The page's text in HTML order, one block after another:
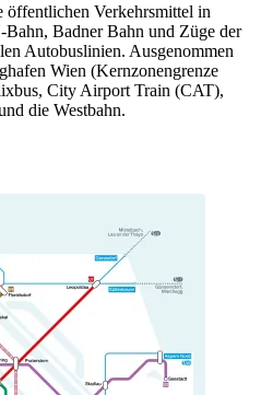
öffentlichen Verkehrsmittel in
Badner Bahn und Züge der
Autobuslinien. Ausgenommen
Wien (Kernzonengrenze
City Airport Train (CAT),
die Westbahn.